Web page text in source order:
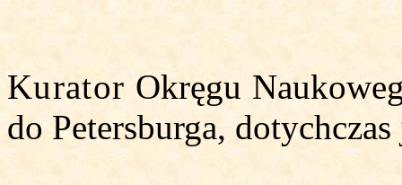
Kurator Okręgu
do Petersburga,